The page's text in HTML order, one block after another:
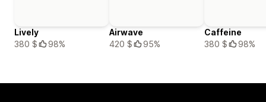
Lively
380 $
98%
Airwave
420 $
95%
Caffeine
380 $
98%